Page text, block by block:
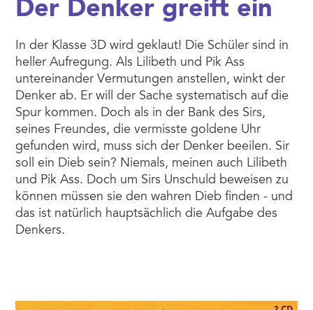
Der Denker greift ein
In der Klasse 3D wird geklaut! Die Schüler sind in
heller Aufregung. Als Lilibeth und Pik Ass
untereinander Vermutungen anstellen, winkt der
Denker ab. Er will der Sache systematisch auf die
Spur kommen. Doch als in der Bank des Sirs,
seines Freundes, die vermisste goldene Uhr
gefunden wird, muss sich der Denker beeilen. Sir
soll ein Dieb sein? Niemals, meinen auch Lilibeth
und Pik Ass. Doch um Sirs Unschuld beweisen zu
können müssen sie den wahren Dieb finden - und
das ist natürlich hauptsächlich die Aufgabe des
Denkers.